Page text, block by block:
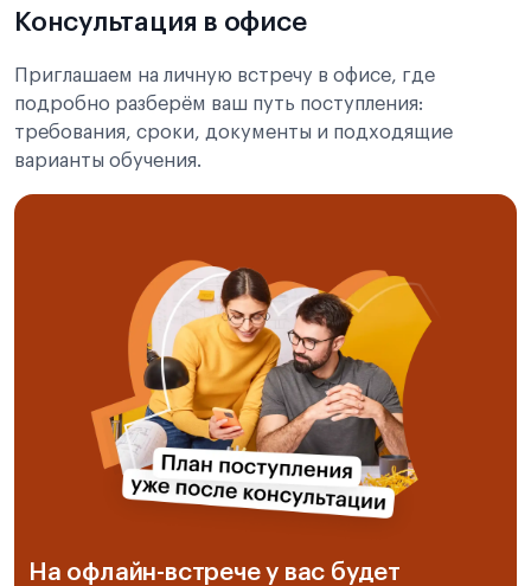
Консультация в офисе
Приглашаем на личную встречу в офисе, где
подробно разберём ваш путь поступления:
требования, сроки, документы и подходящие
варианты обучения.
На офлайн-встрече у вас будет